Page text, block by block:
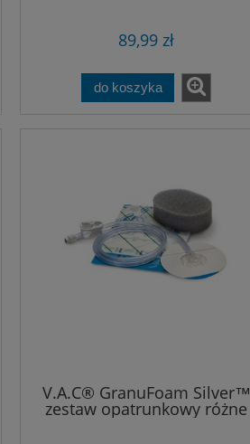
89,99 zł
do koszyka
V.A.C® GranuFoam Silver™
zestaw opatrunkowy różne
rozmiary